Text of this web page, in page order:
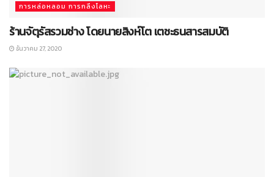
การหล่อหลอม การกลึงโลหะ
ร้านจัตุรัสรวมช่าง โดยนายสิงห์โต เตชะธนสารสมบัติ
ธันวาคม 27, 2020